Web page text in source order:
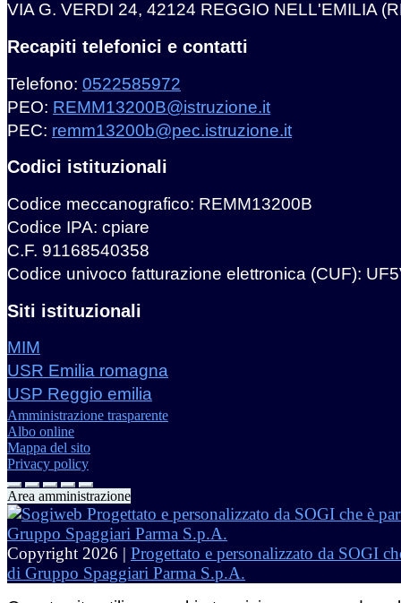
VIA G. VERDI 24, 42124 REGGIO NELL'EMILIA
Recapiti telefonici e contatti
Telefono: 0522585972
PEO: REMM13200B@istruzione.it
PEC: remm13200b@pec.istruzione.it
Codici istituzionali
Codice meccanografico: REMM13200B
Codice IPA: cpiare
C.F. 91168540358
Codice univoco fatturazione elettronica (CUF):
Siti istituzionali
MIM
USR Emilia romagna
USP Reggio emilia
Amministrazione trasparente
Albo online
Mappa del sito
Privacy policy
Area amministrazione
Copyright 2026 | Progettato e personalizzato da SOGI
di Gruppo Spaggiari Parma S.p.A.